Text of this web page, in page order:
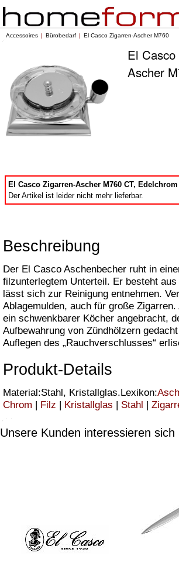
Accessoires Bürobedarf El Casco Zigarren-Ascher M760
El
Ascher
El Casco Zigarren-Ascher M760 CT, Edelchrom
Der Artikel ist leider nicht mehr lieferbar.
Beschreibung
Der El Casco Aschenbecher ruht in
filzunterlegtem Unterteil. Er besteht
lässt sich zur Reinigung entnehmen.
Ablagemulden, auch für große
ein schwenkbarer Köcher angebracht,
Aufbewahrung von Zündhölzern
Auflegen des „Rauchverschlusses“
Produkt-Details
Material:Stahl, Kristallglas.Lexikon:
Chrom | Filz | Kristallglas | Stahl |
Unsere Kunden interessieren sich